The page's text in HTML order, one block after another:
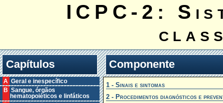
ICPC-2:
Capítulos
A Geral e inespecífico
B Sangue, órgãos
hematopoiéticos e linfáticos
Componente
1 - Sinais e sintomas
2 - Procedimentos diagnósticos e